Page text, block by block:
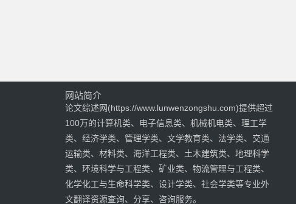
网站简介
论文综述网(https://www.lunwenzongshu.com)提供超过
100万的计算机类、电子信息类、机械机电类、理工学
类、经济学类、管理学类、文学教育类、法学类、交通
运输类、材料类、海洋工程类、土木建筑类、地理科学
类、环境科学与工程类、矿业类、物流管理与工程类、
化学化工与生命科学类、设计学类、社会学类等专业外
文翻译资源查询、分享、咨询服务。